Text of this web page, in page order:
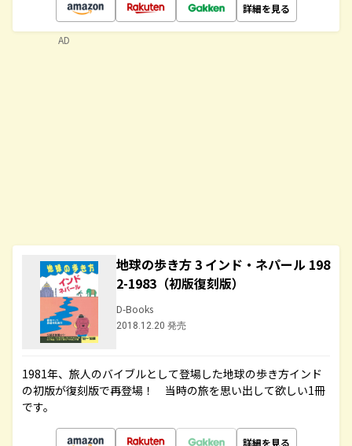
詳細を見る
地球の歩き方 3 インド・ネパール 198
2-1983（初版復刻版）
D-Books
2018.12.20 発売
1981年、旅人のバイブルとして登場した地球の歩き方インド
の初版が復刻版で再登場！ 当時の旅を思い出して欲しい1冊
です。
詳細を見る
AD